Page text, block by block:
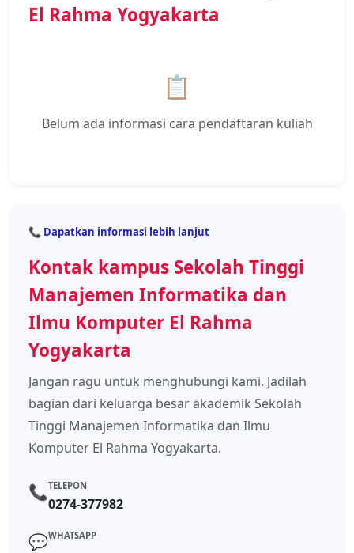
El Rahma Yogyakarta
📋
Belum ada informasi cara pendaftaran kuliah
📞 Dapatkan informasi lebih lanjut
Kontak kampus Sekolah Tinggi
Manajemen Informatika dan
Ilmu Komputer El Rahma
Yogyakarta
Jangan ragu untuk menghubungi kami. Jadilah
bagian dari keluarga besar akademik Sekolah
Tinggi Manajemen Informatika dan Ilmu
Komputer El Rahma Yogyakarta.
📞TELEPON
0274-377982
💬WHATSAPP